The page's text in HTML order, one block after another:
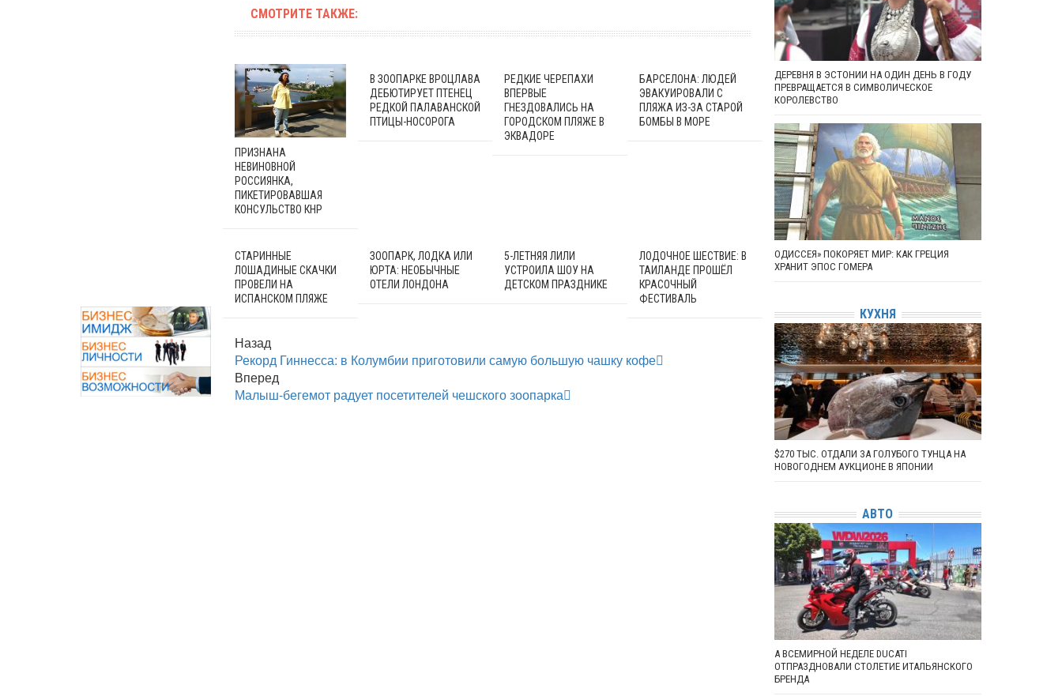
СМОТРИТЕ ТАКЖЕ:
ПРИЗНАНА
НЕВИНОВНОЙ
РОССИЯНКА,
ПИКЕТИРОВАВШАЯ
КОНСУЛЬСТВО КНР
В ЗООПАРКЕ ВРОЦЛАВА
ДЕБЮТИРУЕТ ПТЕНЕЦ
РЕДКОЙ ПАЛАВАНСКОЙ
ПТИЦЫ-НОСОРОГА
РЕДКИЕ ЧЕРЕПАХИ
ВПЕРВЫЕ
ГНЕЗДОВАЛИСЬ НА
ГОРОДСКОМ ПЛЯЖЕ В
ЭКВАДОРЕ
БАРСЕЛОНА: ЛЮДЕЙ
ЭВАКУИРОВАЛИ С
ПЛЯЖА ИЗ-ЗА СТАРОЙ
БОМБЫ В МОРЕ
СТАРИННЫЕ
ЛОШАДИНЫЕ СКАЧКИ
ПРОВЕЛИ НА
ИСПАНСКОМ ПЛЯЖЕ
ЗООПАРК, ЛОДКА ИЛИ
ЮРТА: НЕОБЫЧНЫЕ
ОТЕЛИ ЛОНДОНА
5-ЛЕТНЯЯ ЛИЛИ
УСТРОИЛА ШОУ НА
ДЕТСКОМ ПРАЗДНИКЕ
ЛОДОЧНОЕ ШЕСТВИЕ: В
ТАИЛАНДЕ ПРОШЁЛ
КРАСОЧНЫЙ
ФЕСТИВАЛЬ
Назад
Рекорд Гиннесса: в Колумбии приготовили самую большую чашку кофе
Вперед
Малыш-бегемот радует посетителей чешского зоопарка
ДЕРЕВНЯ В ЭСТОНИИ НА ОДИН ДЕНЬ В ГОДУ
ПРЕВРАЩАЕТСЯ В СИМВОЛИЧЕСКОЕ
КОРОЛЕВСТВО
ОДИССЕЯ» ПОКОРЯЕТ МИР: КАК ГРЕЦИЯ
ХРАНИТ ЭПОС ГОМЕРА
КУХНЯ
$270 ТЫС. ОТДАЛИ ЗА ГОЛУБОГО ТУНЦА НА
НОВОГОДНЕМ АУКЦИОНЕ В ЯПОНИИ
АВТО
А ВСЕМИРНОЙ НЕДЕЛЕ DUCATI
ОТПРАЗДНОВАЛИ СТОЛЕТИЕ ИТАЛЬЯНСКОГО
БРЕНДА